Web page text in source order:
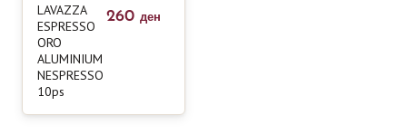
LAVAZZA
ESPRESSO
ORO
ALUMINIUM
NESPRESSO
10ps
260 ден